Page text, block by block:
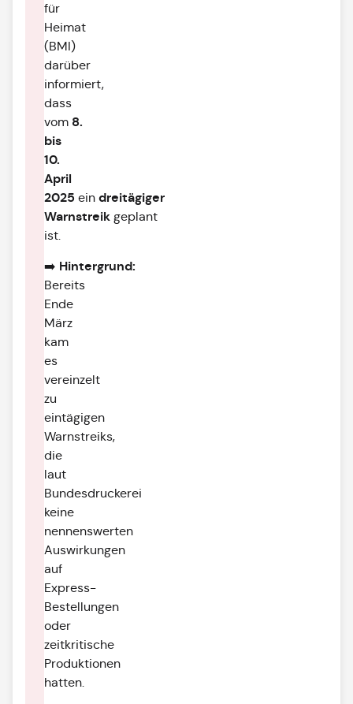
für
Heimat
(BMI)
darüber
informiert,
dass
vom 8.
bis
10.
April
2025 ein dreitägiger
Warnstreik geplant
ist.
➡️ Hintergrund:
Bereits
Ende
März
kam
es
vereinzelt
zu
eintägigen
Warnstreiks,
die
laut
Bundesdruckerei
keine
nennenswerten
Auswirkungen
auf
Express-
Bestellungen
oder
zeitkritische
Produktionen
hatten.